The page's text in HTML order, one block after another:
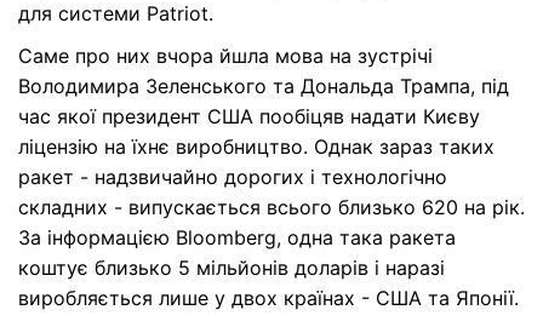
для системи Patriot.
Саме про них вчора йшла мова на зустрічі
Володимира Зеленського та Дональда Трампа, під
час якої президент США пообіцяв надати Києву
ліцензію на їхнє виробництво. Однак зараз таких
ракет - надзвичайно дорогих і технологічно
складних - випускається всього близько 620 на рік.
За інформацією Bloomberg, одна така ракета
коштує близько 5 мільйонів доларів і наразі
виробляється лише у двох країнах - США та Японії.